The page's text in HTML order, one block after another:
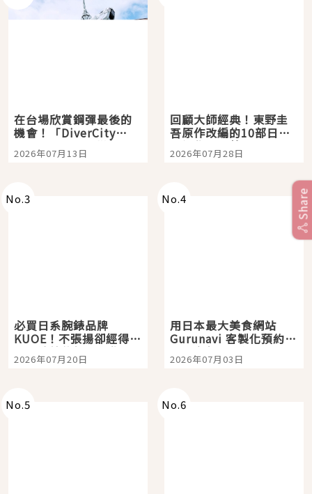
在台場欣賞鋼彈最後的
機會！「DiverCity
Tokyo Plaza」搭船、
購物、美食及夜景，一
2026年07月13日
回顧大師經典！東野圭
吾原作改編的10部日本
影視作品推薦
2026年07月28日
No.3
必買日系腕錶品牌
KUOE！不張揚卻經得起
時間洗鍊的經典之作五
選
2026年07月20日
No.4
用日本最大美食網站
Gurunavi 客製化預約九
大都市餐廳，打造專屬
美食體驗！
2026年07月03日
No.5 No.6
Share